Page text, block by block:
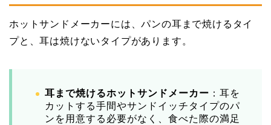
ホットサンドメーカーには、パンの耳まで焼けるタイ
プと、耳は焼けないタイプがあります。
耳まで焼けるホットサンドメーカー ：耳を
カットする手間やサンドイッチタイプのパ
ンを用意する必要がなく、食べた際の満足